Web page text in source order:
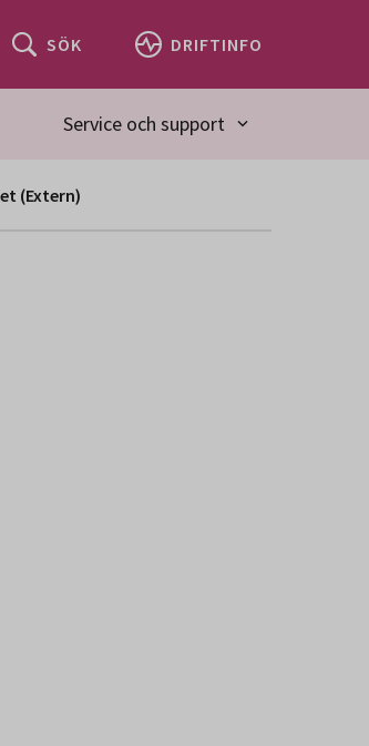
SÖK DRIFTINFO
Service och support
(Extern)